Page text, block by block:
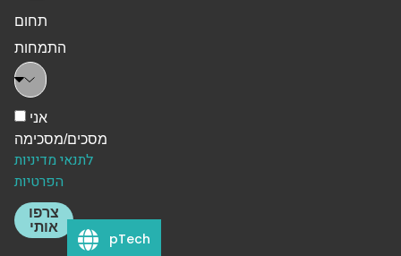
תחום
התמחות
אני
מסכים/מסכימה
לתנאי מדיניות
הפרטיות
צרפו
אותי
pTech